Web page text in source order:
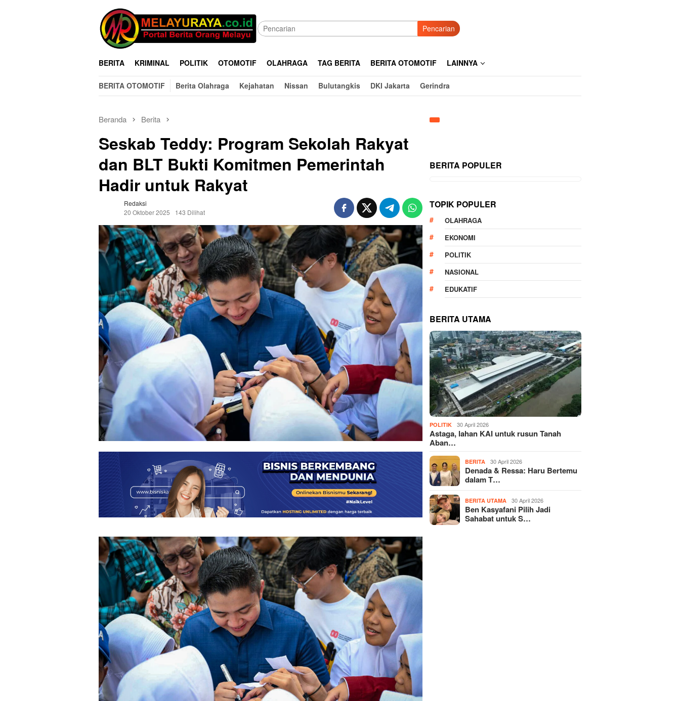
Pencarian
BERITA KRIMINAL POLITIK OTOMOTIF OLAHRAGA TAG BERITA BERITA OTOMOTIF LAINNYA
BERITA OTOMOTIF Berita Olahraga Kejahatan Nissan Bulutangkis DKI Jakarta Gerindra
Beranda Berita
Seskab Teddy: Program Sekolah Rakyat
dan BLT Bukti Komitmen Pemerintah
Hadir untuk Rakyat
Redaksi
20 Oktober 2025
143 Dilihat
BERITA POPULER
TOPIK POPULER
OLAHRAGA
EKONOMI
POLITIK
NASIONAL
EDUKATIF
BERITA UTAMA
POLITIK 30 April 2026
Astaga, lahan KAI untuk rusun Tanah
Aban…
BERITA 30 April 2026
Denada & Ressa: Haru Bertemu
dalam T…
BERITA UTAMA 30 April 2026
Ben Kasyafani Pilih Jadi
Sahabat untuk S…